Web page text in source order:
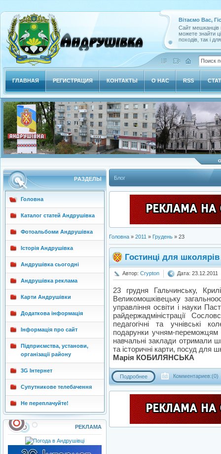
Вітаємо Вас,
Сайт мешканців
можете знайти
походів, так і
ГЛАВНАЯ РЕГИСТРАЦИЯ КОНТАКТЫ О НАС RSS
РAЗДЕЛЫ
Головна
Каталог статей Андрушівка
Фотоальбоми Андрушівка
Історія Андрушівка
Андрушівка сьогодні
Андрушівка реклама
Карти Андрушівки
Додаткова інформація
Інформація про сайт
Підприємства, установи,
організації району
3G Інтернет
Супутникове телебачення
Не переплачуйте!
РЕКЛАМА
Блог
Головна » 2011 » Грудень » 23
Гостинці для школярів
Автор: Crypton Дата: 23.12.2011
23 грудня Гальчинську,
Великомошківецьку
управління освіти і науки
райдержадміністрації
педагогічні та учнівські
подарунки учням-переможцям
навчальні заклади отримали
та історичні карти, посуд для
Марія КОБИЛЯНСЬКА
Подробнее Комментариев:(0)